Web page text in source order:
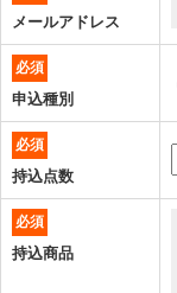
メールアドレス
必須
申込種別
必須
持込点数
必須
持込商品